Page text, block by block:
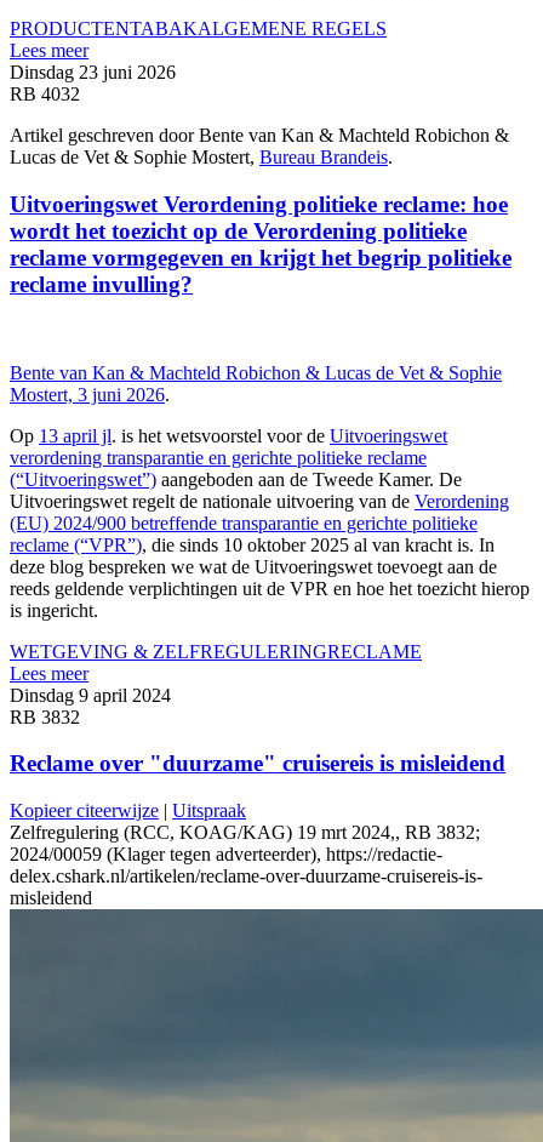
PRODUCTENTABAKALGEMENE REGELS
Lees meer
Dinsdag 23 juni 2026
RB 4032
Artikel geschreven door Bente van Kan & Machteld Robichon &
Lucas de Vet & Sophie Mostert, Bureau Brandeis.
Uitvoeringswet Verordening politieke reclame: hoe
wordt het toezicht op de Verordening politieke
reclame vormgegeven en krijgt het begrip politieke
reclame invulling?
Bente van Kan & Machteld Robichon & Lucas de Vet & Sophie
Mostert, 3 juni 2026.
Op 13 april jl. is het wetsvoorstel voor de Uitvoeringswet
verordening transparantie en gerichte politieke reclame
(“Uitvoeringswet”) aangeboden aan de Tweede Kamer. De
Uitvoeringswet regelt de nationale uitvoering van de Verordening
(EU) 2024/900 betreffende transparantie en gerichte politieke
reclame (“VPR”), die sinds 10 oktober 2025 al van kracht is. In
deze blog bespreken we wat de Uitvoeringswet toevoegt aan de
reeds geldende verplichtingen uit de VPR en hoe het toezicht hierop
is ingericht.
WETGEVING & ZELFREGULERINGRECLAME
Lees meer
Dinsdag 9 april 2024
RB 3832
Reclame over "duurzame" cruisereis is misleidend
Kopieer citeerwijze | Uitspraak
Zelfregulering (RCC, KOAG/KAG) 19 mrt 2024,, RB 3832;
2024/00059 (Klager tegen adverteerder), https://redactie-
delex.cshark.nl/artikelen/reclame-over-duurzame-cruisereis-is-
misleidend